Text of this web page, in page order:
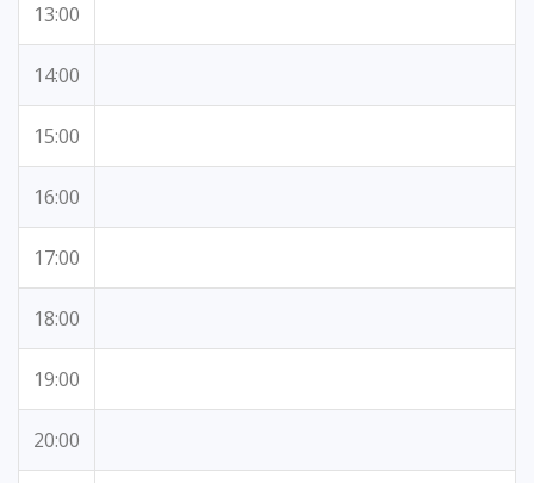
13:00
14:00
15:00
16:00
17:00
18:00
19:00
20:00